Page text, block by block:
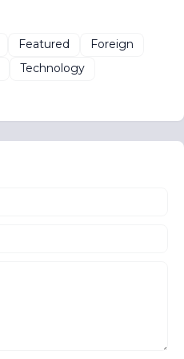
Featured
Foreign
Technology